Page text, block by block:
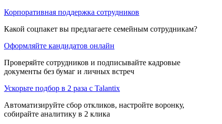
Корпоративная поддержка сотрудников
Какой соцпакет вы предлагаете семейным сотрудникам?
Оформляйте кандидатов онлайн
Проверяйте сотрудников и подписывайте кадровые
документы без бумаг и личных встреч
Ускорьте подбор в 2 раза с Talantix
Автоматизируйте сбор откликов, настройте воронку,
собирайте аналитику в 2 клика